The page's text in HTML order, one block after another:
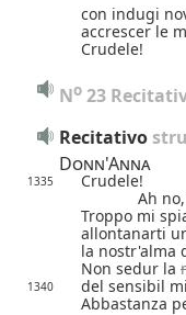
con indugi
accrescer le
Crudele!
No 23
Recitativo
Donn'Anna
1335
Crudele!
Ah
Troppo mi
allontanarti
la nostr'alma
Non sedur la
1340
del sensibil
Abbastanza